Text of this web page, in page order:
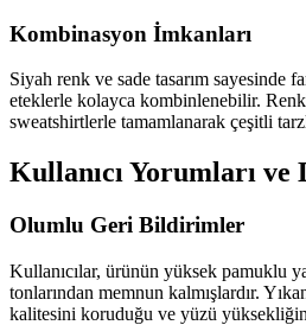
Kombinasyon İmkanları
Siyah renk ve sade tasarım sayesinde
eteklerle kolayca kombinlenebilir.
sweatshirtlerle tamamlanarak çeşitli
Kullanıcı Yorumları
Olumlu Geri Bildirimler
Kullanıcılar, ürünün yüksek pamuklu
tonlarından memnun kalmışlardır.
kalitesini koruduğu ve yüzü